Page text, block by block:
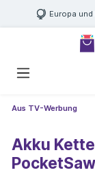
Europa und
Aus TV-Werbung
Akku